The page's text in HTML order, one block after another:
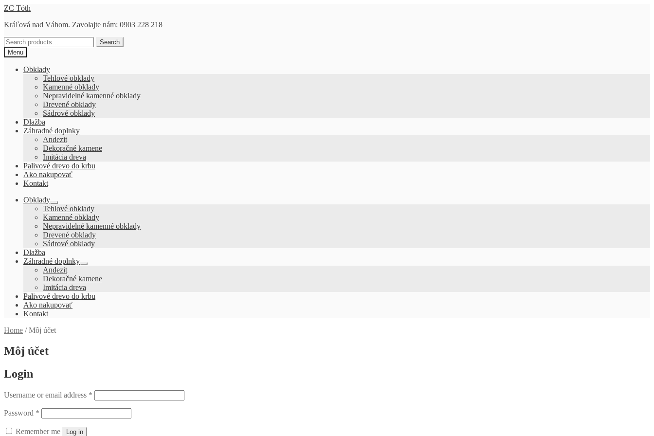
Preskočiť
navigáciu
Preskočiť
obsah
ZC Tóth
Kráľová nad Váhom. Zavolajte nám: 0903 228 218
Search
for:
Search
Menu
Obklady
Tehlové obklady
Kamenné obklady
Nepravidelné kamenné obklady
Drevené obklady
Sádrové obklady
Dlažba
Záhradné doplnky
Andezit
Dekoračné kamene
Imitácia dreva
Palivové drevo do krbu
Ako nakupovať
Kontakt
Obklady
Rozbaliť
podradené
menu
Tehlové obklady
Kamenné obklady
Nepravidelné kamenné obklady
Drevené obklady
Sádrové obklady
Dlažba
Záhradné doplnky
Rozbaliť
menu
Andezit
Dekoračné kamene
Imitácia dreva
Palivové drevo do krbu
Ako nakupovať
Kontakt
Home /Môj účet
Môj účet
Login
Username or email address *
Password *
Remember me Log in